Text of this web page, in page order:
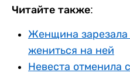
Читайте также:
Женщина зарезала
жениться на ней
Невеста отменила